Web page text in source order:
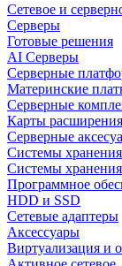
Сетевое и
Cерверы
Готовые решения
AI Серверы
Серверные
Материнские
Серверные
Карты расширения
Серверные
Системы
Системы
Программное
HDD и SSD
Сетевые адаптеры
Аксессуары
Виртуализация и